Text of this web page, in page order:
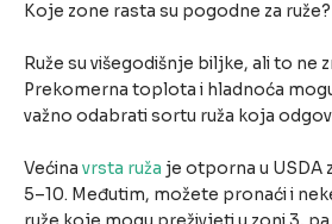
Koje zone rasta su pogodne za ruže?
Ruže su višegodišnje biljke, ali to ne
Prekomerna toplota i hladnoća
važno odabrati sortu ruža koja
Većina vrsta ruža je otporna u
5–10. Međutim, možete pronaći i